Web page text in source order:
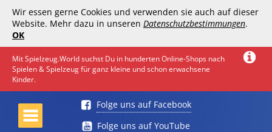
Wir essen gerne Cookies und verwenden sie auch auf dieser
Website. Mehr dazu in unseren Datenschutzbestimmungen.
OK
Mit Spielzeug.World suchst Du in hunderten Online-Shops nach
Spielen & Spielzeug für ganz kleine und schon erwachsene
Kinder.
Folge uns auf Facebook
Folge uns auf YouTube